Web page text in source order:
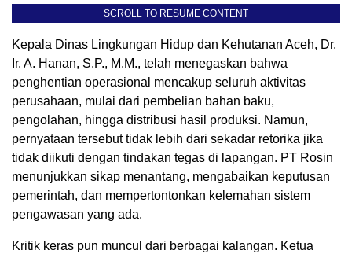
SCROLL TO RESUME CONTENT
Kepala Dinas Lingkungan Hidup dan Kehutanan Aceh, Dr.
Ir. A. Hanan, S.P., M.M., telah menegaskan bahwa
penghentian operasional mencakup seluruh aktivitas
perusahaan, mulai dari pembelian bahan baku,
pengolahan, hingga distribusi hasil produksi. Namun,
pernyataan tersebut tidak lebih dari sekadar retorika jika
tidak diikuti dengan tindakan tegas di lapangan. PT Rosin
menunjukkan sikap menantang, mengabaikan keputusan
pemerintah, dan mempertontonkan kelemahan sistem
pengawasan yang ada.
Kritik keras pun muncul dari berbagai kalangan. Ketua